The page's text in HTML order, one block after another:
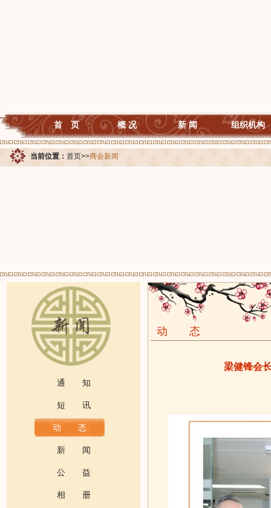
首 页 概 况 新 闻 组织机构
当前位置： 首页>>商会新闻
通 知
短 讯
动 态
新 闻
公 益
相 册
动 态
梁健锋会